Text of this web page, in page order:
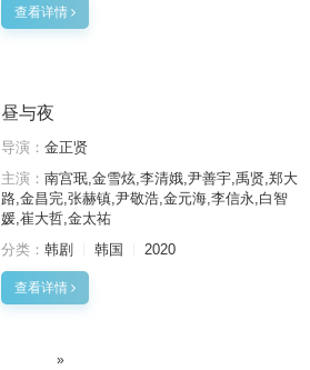
查看详情
昼与夜
导演： 金正贤
主演： 南宫珉,金雪炫,李清娥,尹善宇,禹贤,郑大
路,金昌完,张赫镇,尹敬浩,金元海,李信永,白智
媛,崔大哲,金太祐
分类： 韩剧 韩国 2020
查看详情
»